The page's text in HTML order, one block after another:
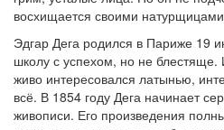
восхищается своими
Эдгар Дега родился в Париже 19
школу с успехом, но не блестяще.
живо интересовался латынью,
всё. В 1854 году Дега начинает
живописи. Его произведения